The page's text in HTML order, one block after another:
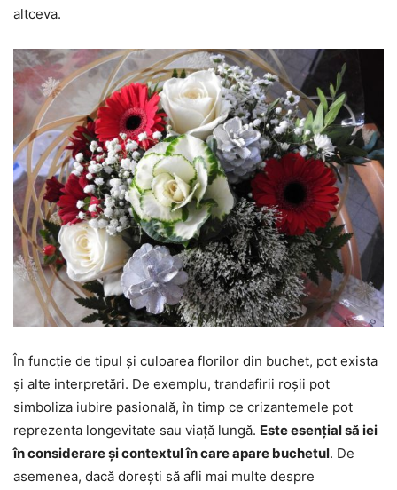
altceva.
În funcție de tipul și culoarea florilor din buchet, pot exista
și alte interpretări. De exemplu, trandafirii roșii pot
simboliza iubire pasională, în timp ce crizantemele pot
reprezenta longevitate sau viață lungă. Este esențial să iei
în considerare și contextul în care apare buchetul. De
asemenea, dacă dorești să afli mai multe despre